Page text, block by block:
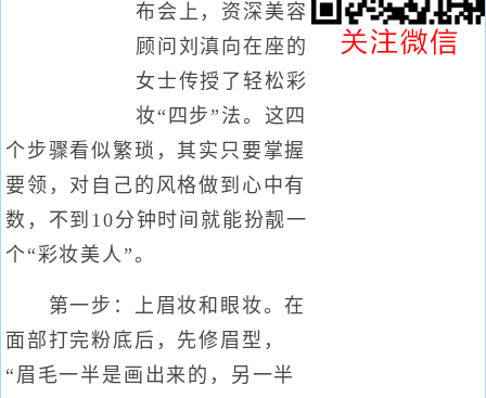
布会上，资深美容
顾问刘滇向在座的
女士传授了轻松彩
妆“四步”法。这四
个步骤看似繁琐，其实只要掌握
要领，对自己的风格做到心中有
数，不到10分钟时间就能扮靓一
个“彩妆美人”。
第一步：上眉妆和眼妆。在
面部打完粉底后，先修眉型，
“眉毛一半是画出来的，另一半